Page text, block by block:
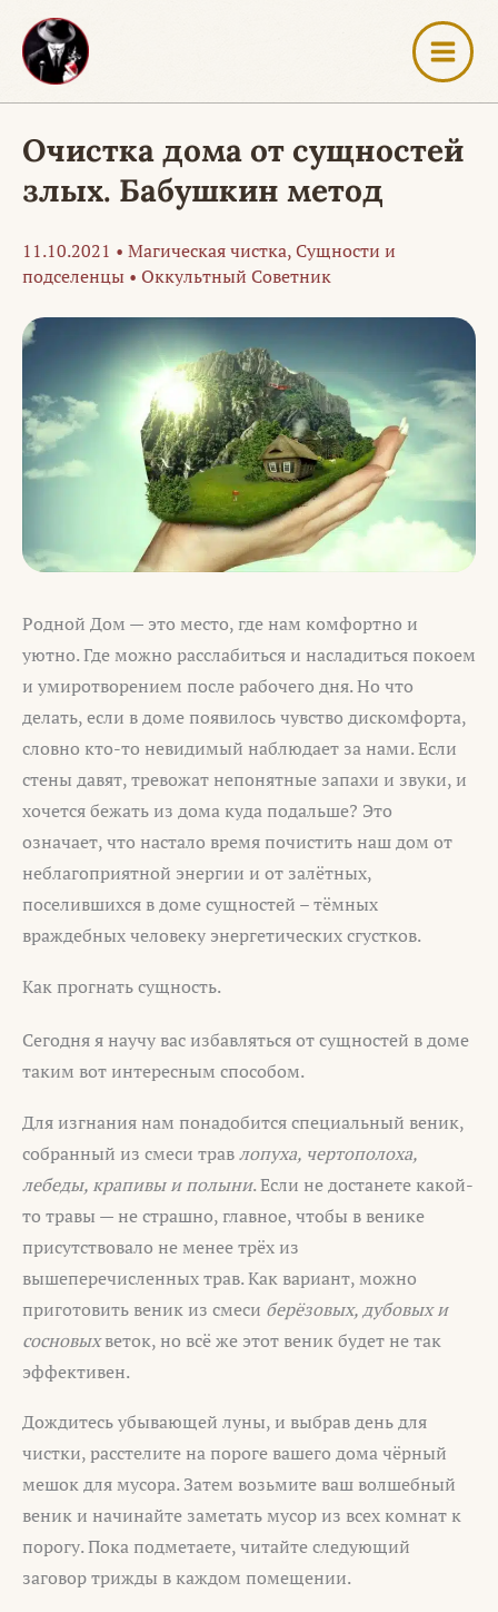
Перейти
содержимому
Очистка дома от сущностей
злых. Бабушкин метод
11.10.2021 • Магическая чистка,Сущности и
подселенцы • Оккультный Советник
Родной Дом — это место, где нам комфортно и
уютно. Где можно расслабиться и насладиться покоем
и умиротворением после рабочего дня. Но что
делать, если в доме появилось чувство дискомфорта,
словно кто-то невидимый наблюдает за нами. Если
стены давят, тревожат непонятные запахи и звуки, и
хочется бежать из дома куда подальше? Это
означает, что настало время почистить наш дом от
неблагоприятной энергии и от залётных,
поселившихся в доме сущностей – тёмных
враждебных человеку энергетических сгустков.
Как прогнать сущность.
Сегодня я научу вас избавляться от сущностей в доме
таким вот интересным способом.
Для изгнания нам понадобится специальный веник,
собранный из смеси травлопуха, чертополоха,
лебеды, крапивы и полыни. Если не достанете какой-
то травы — не страшно, главное, чтобы в венике
присутствовало не менее трёх из
вышеперечисленных трав. Как вариант, можно
приготовить веник из смеси берёзовых, дубовых и
сосновыхветок, но всё же этот веник будет не так
эффективен.
Дождитесь убывающей луны, и выбрав день для
чистки, расстелите на пороге вашего дома чёрный
мешок для мусора. Затем возьмите ваш волшебный
веник и начинайте заметать мусор из всех комнат к
порогу. Пока подметаете, читайте следующий
заговор трижды в каждом помещении.